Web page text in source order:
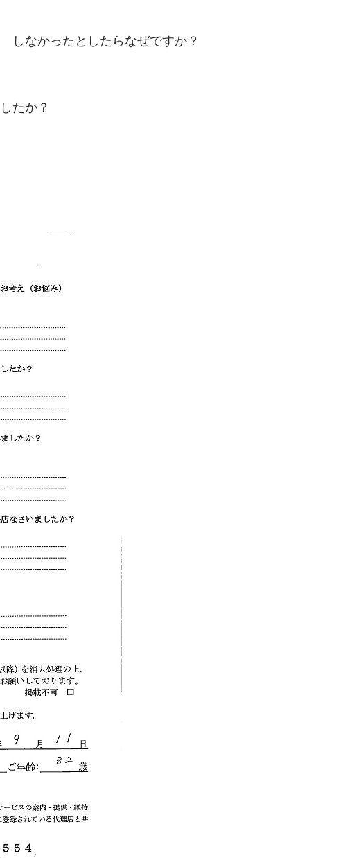
しなかったとしたらなぜですか？
たか？